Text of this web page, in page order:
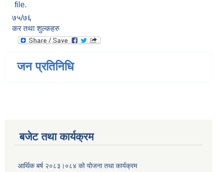
file.
७५/७६
कर तथा शुल्कहरु
जन प्रतिनिधि
बजेट तथा कार्यक्रम
आर्थिक बर्ष २०८३।०८४ को योजना तथा कार्यक्रम